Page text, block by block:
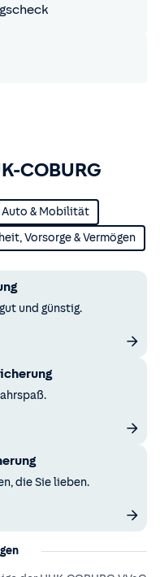
COBURG
Auto & Mobilität
Vorsorge & Vermögen
und günstig.
die Sie lieben.